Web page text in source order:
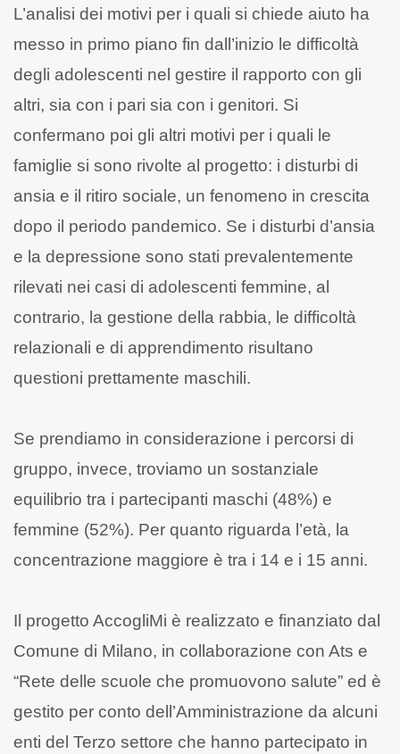
L’analisi dei motivi per i quali si chiede aiuto ha
messo in primo piano fin dall’inizio le difficoltà
degli adolescenti nel gestire il rapporto con gli
altri, sia con i pari sia con i genitori. Si
confermano poi gli altri motivi per i quali le
famiglie si sono rivolte al progetto: i disturbi di
ansia e il ritiro sociale, un fenomeno in crescita
dopo il periodo pandemico. Se i disturbi d’ansia
e la depressione sono stati prevalentemente
rilevati nei casi di adolescenti femmine, al
contrario, la gestione della rabbia, le difficoltà
relazionali e di apprendimento risultano
questioni prettamente maschili.
Se prendiamo in considerazione i percorsi di
gruppo, invece, troviamo un sostanziale
equilibrio tra i partecipanti maschi (48%) e
femmine (52%). Per quanto riguarda l’età, la
concentrazione maggiore è tra i 14 e i 15 anni.
Il progetto AccogliMi è realizzato e finanziato dal
Comune di Milano, in collaborazione con Ats e
“Rete delle scuole che promuovono salute” ed è
gestito per conto dell’Amministrazione da alcuni
enti del Terzo settore che hanno partecipato in